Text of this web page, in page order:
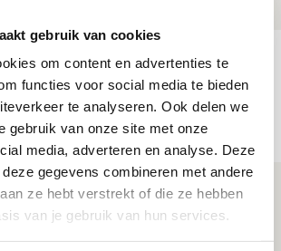
gebruik van cookies
om content en advertenties te
functies voor social media te bieden
te analyseren. Ook delen we
gebruik van onze site met onze
media, adverteren en analyse. Deze
gegevens combineren met andere
ze hebt verstrekt of die ze hebben
van je gebruik van hun services.
veel vertrouwen in Ajax
wordt
werd beter nadat
bracht’